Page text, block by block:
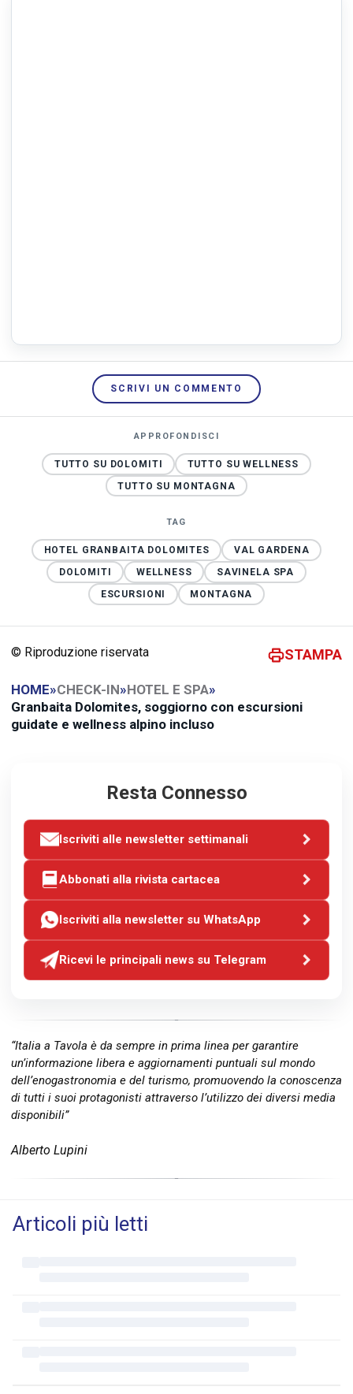
SCRIVI UN COMMENTO
APPROFONDISCI
TUTTO SU DOLOMITI
TUTTO SU WELLNESS
TUTTO SU MONTAGNA
TAG
HOTEL GRANBAITA DOLOMITES
VAL GARDENA
DOLOMITI
WELLNESS
SAVINELA SPA
ESCURSIONI
MONTAGNA
© Riproduzione riservata STAMPA
HOME»CHECK-IN»HOTEL E SPA»
Granbaita Dolomites, soggiorno con escursioni
guidate e wellness alpino incluso
Resta Connesso
Iscriviti alle newsletter settimanali
Abbonati alla rivista cartacea
Iscriviti alla newsletter su WhatsApp
Ricevi le principali news su Telegram
“Italia a Tavola è da sempre in prima linea per garantire
un’informazione libera e aggiornamenti puntuali sul mondo
dell’enogastronomia e del turismo, promuovendo la conoscenza
di tutti i suoi protagonisti attraverso l’utilizzo dei diversi media
disponibili”
Alberto Lupini
Articoli più letti